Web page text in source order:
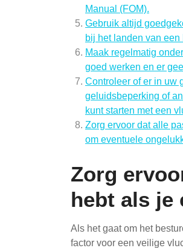
Manual (FOM).
Gebruik altijd
bij het landen van een
Maak regelmatig
goed werken en er
Controleer of er in uw
geluidsbeperking of
kunt starten met een
Zorg ervoor dat alle
om eventuele
Zorg
hebt als je
Als het gaat om het
factor voor een veilige